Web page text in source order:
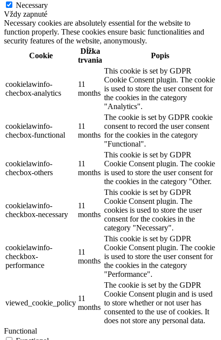
Necessary
Vždy zapnuté
Necessary cookies are absolutely essential for the website to
function properly. These cookies ensure basic functionalities and
security features of the website, anonymously.
Cookie
Dĺžka
trvania
Popis
cookielawinfo-
checbox-analytics
11
months
This cookie is set by GDPR
Cookie Consent plugin. The cookie
is used to store the user consent for
the cookies in the category
"Analytics".
cookielawinfo-
checbox-functional
11
months
The cookie is set by GDPR cookie
consent to record the user consent
for the cookies in the category
"Functional".
cookielawinfo-
checbox-others
11
months
This cookie is set by GDPR
Cookie Consent plugin. The cookie
is used to store the user consent for
the cookies in the category "Other.
cookielawinfo-
checkbox-necessary
11
months
This cookie is set by GDPR
Cookie Consent plugin. The
cookies is used to store the user
consent for the cookies in the
category "Necessary".
cookielawinfo-
checkbox-
performance
11
months
This cookie is set by GDPR
Cookie Consent plugin. The cookie
is used to store the user consent for
the cookies in the category
"Performance".
viewed_cookie_policy
11
months
The cookie is set by the GDPR
Cookie Consent plugin and is used
to store whether or not user has
consented to the use of cookies. It
does not store any personal data.
Functional